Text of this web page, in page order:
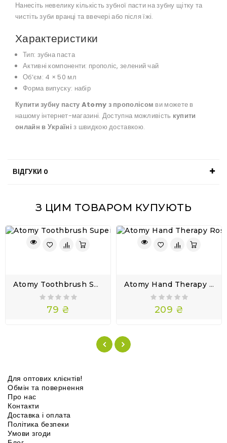
Нанесіть невелику кількість зубної пасти на зубну щітку та
чистіть зуби вранці та ввечері або після їжі.
Характеристики
Тип: зубна паста
Активні компоненти: прополіс, зелений чай
Обʼєм: 4 × 50 мл
Форма випуску: набір
Купити зубну пасту Atomy з прополісом ви можете в
нашому інтернет-магазині. Доступна можливість купити
онлайн в Україні з швидкою доставкою.
ВІДГУКИ 0
З ЦИМ ТОВАРОМ КУПУЮТЬ
Atomy Toothbrush Super Slim – Зубна Щітка 0.18 Мм Для Чутливих Ясен 1 Шт
79 ₴
Atomy Hand Therapy Rose Water – Зволожуючий Крем Для Рук З Трояндовою Водою, 30 Мл
209 ₴
Для оптових клієнтів!
Обмін та повернення
Про нас
Контакти
Доставка і оплата
Політика безпеки
Умови згоди